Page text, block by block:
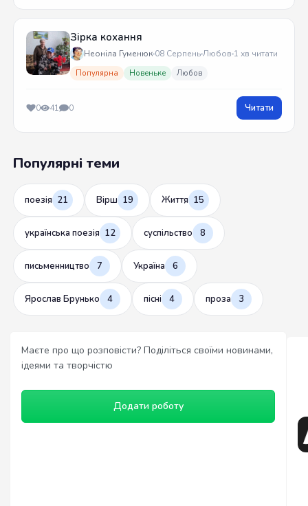
Зірка кохання
Неоніла Гуменюк 08 СерпеньЛюбов 1 хв читати
Популярна Новеньке Любов
0 41 0 Читати
Популярні теми
поезія 21 Вірш 19 Життя 15
українська поезія 12 суспільство 8
письменництво 7 Україна 6
Ярослав Брунько 4 пісні 4 проза 3
Маєте про що розповісти? Поділіться своїми новинами,
ідеями та творчістю
Додати роботу